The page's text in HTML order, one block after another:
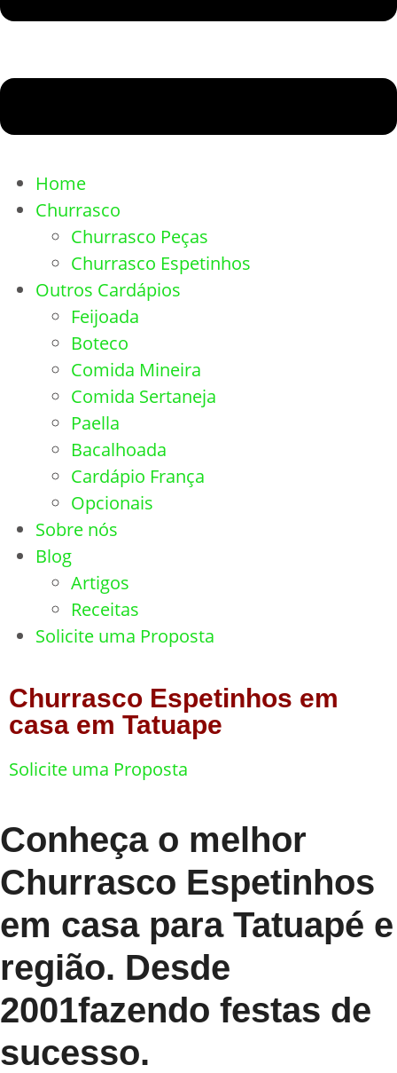
Home
Churrasco
Churrasco Peças
Churrasco Espetinhos
Outros Cardápios
Feijoada
Boteco
Comida Mineira
Comida Sertaneja
Paella
Bacalhoada
Cardápio França
Opcionais
Sobre nós
Blog
Artigos
Receitas
Solicite uma Proposta
Churrasco Espetinhos em
casa em Tatuape
Solicite uma Proposta
Conheça o melhor
Churrasco Espetinhos
em casa para Tatuapé e
região. Desde
2001fazendo festas de
sucesso.